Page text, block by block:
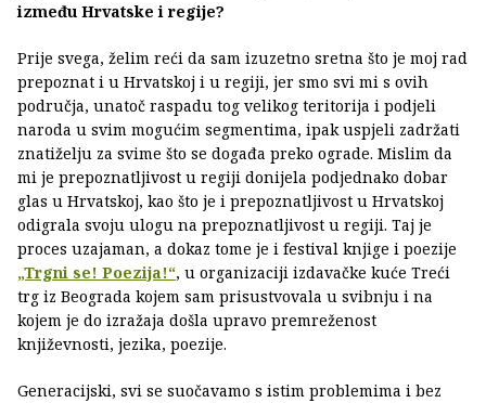
između Hrvatske i regije?
Prije svega, želim reći da sam izuzetno sretna što je moj rad
prepoznat i u Hrvatskoj i u regiji, jer smo svi mi s ovih
područja, unatoč raspadu tog velikog teritorija i podjeli
naroda u svim mogućim segmentima, ipak uspjeli zadržati
znatiželju za svime što se događa preko ograde. Mislim da
mi je prepoznatljivost u regiji donijela podjednako dobar
glas u Hrvatskoj, kao što je i prepoznatljivost u Hrvatskoj
odigrala svoju ulogu na prepoznatljivost u regiji. Taj je
proces uzajaman, a dokaz tome je i festival knjige i poezije
„Trgni se! Poezija!“, u organizaciji izdavačke kuće Treći
trg iz Beograda kojem sam prisustvovala u svibnju i na
kojem je do izražaja došla upravo premreženost
književnosti, jezika, poezije.
Generacijski, svi se suočavamo s istim problemima i bez